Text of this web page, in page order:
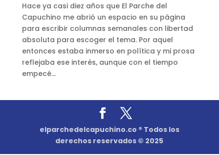
Hace ya casi diez años que El Parche del
Capuchino me abrió un espacio en su página
para escribir columnas semanales con libertad
absoluta para escoger el tema. Por aquel
entonces estaba inmerso en política y mi prosa
reflejaba ese interés, aunque con el tiempo
empecé...
elparchedelcapuchino.co ® Todos los
derechos reservados © 2025